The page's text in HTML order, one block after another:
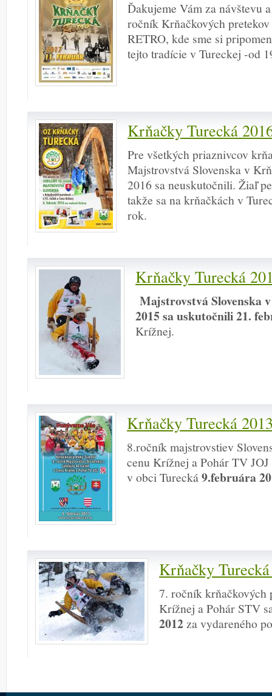
Ďakujeme Vám za návštevu
ročník Krňačkových
RETRO, kde sme si
tejto tradície v Tureckej -od
Krňačky Turecká
Pre všetkých priaznivcov
Majstrovstvá Slovenska v
2016 sa neuskutočnili. Žiaľ
takže sa na krňačkách v
rok.
Krňačky Turecká
Majstrovstvá Slovenska
2015 sa uskutočnili 21.
Krížnej.
Krňačky Turecká
8.ročník majstrovstiev
cenu Krížnej a Pohár TV
v obci Turecká9.februára
Krňačky
7. ročník krňačkových
Krížnej a Pohár STV
2012za vydareného